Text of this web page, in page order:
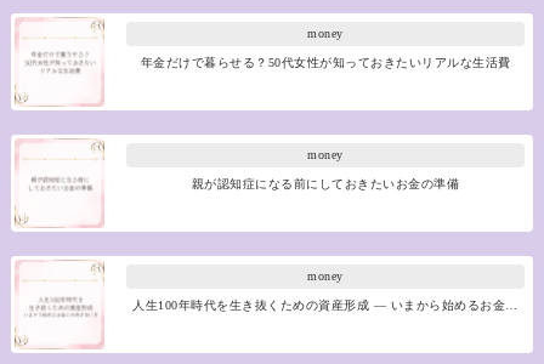
money
年金だけで暮らせる？50代女性が知っておきたいリアルな生活費
money
親が認知症になる前にしておきたいお金の準備
money
人生100年時代を生き抜くための資産形成 ― いまから始めるお金…